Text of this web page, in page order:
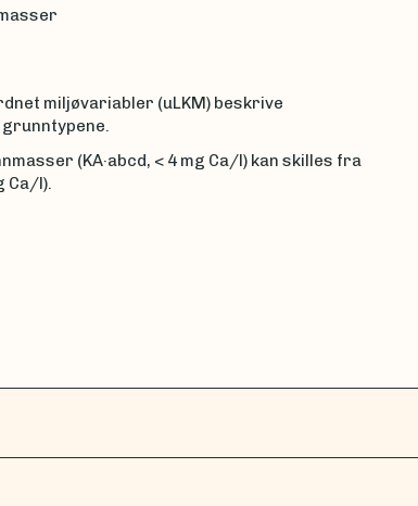
miljøvariabler (uLKM) beskrive
(KA·abcd, < 4 mg Ca/l) kan skilles fra
Ca/l).